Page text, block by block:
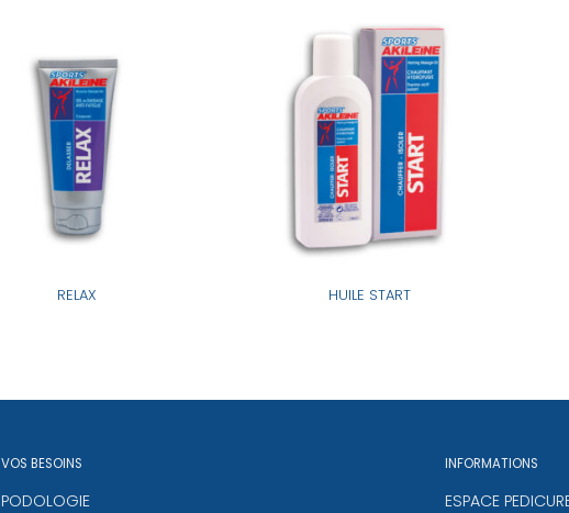
RELAX HUILE START
VOS BESOINS
PODOLOGIE
INFORMATIONS
ESPACE